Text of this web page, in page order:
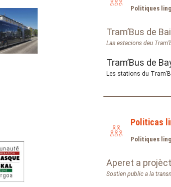
Politiques
Tram’Bus de
Las estacions deu
Tram’Bus de
Les stations du
Politicas
Politiques
Aperet a
Sostien public a la